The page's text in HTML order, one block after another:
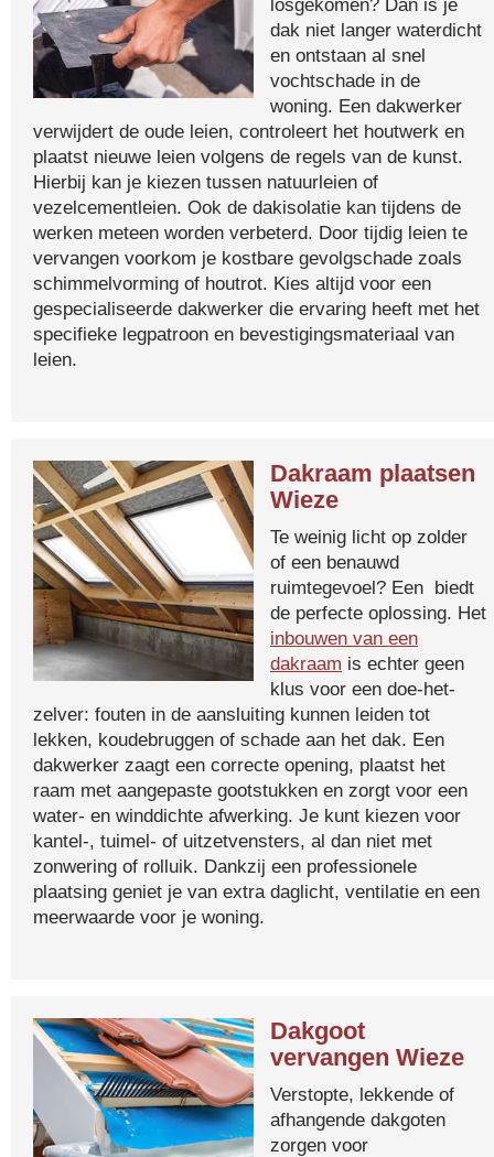
losgekomen? Dan is je
dak niet langer waterdicht
en ontstaan al snel
vochtschade in de
woning. Een dakwerker
verwijdert de oude leien, controleert het houtwerk en
plaatst nieuwe leien volgens de regels van de kunst.
Hierbij kan je kiezen tussen natuurleien of
vezelcementleien. Ook de dakisolatie kan tijdens de
werken meteen worden verbeterd. Door tijdig leien te
vervangen voorkom je kostbare gevolgschade zoals
schimmelvorming of houtrot. Kies altijd voor een
gespecialiseerde dakwerker die ervaring heeft met het
specifieke legpatroon en bevestigingsmateriaal van
leien.
Dakraam plaatsen
Wieze
Te weinig licht op zolder
of een benauwd
ruimtegevoel? Een biedt
de perfecte oplossing. Het
inbouwen van een
dakraam is echter geen
klus voor een doe-het-
zelver: fouten in de aansluiting kunnen leiden tot
lekken, koudebruggen of schade aan het dak. Een
dakwerker zaagt een correcte opening, plaatst het
raam met aangepaste gootstukken en zorgt voor een
water- en winddichte afwerking. Je kunt kiezen voor
kantel-, tuimel- of uitzetvensters, al dan niet met
zonwering of rolluik. Dankzij een professionele
plaatsing geniet je van extra daglicht, ventilatie en een
meerwaarde voor je woning.
Dakgoot
vervangen Wieze
Verstopte, lekkende of
afhangende dakgoten
zorgen voor